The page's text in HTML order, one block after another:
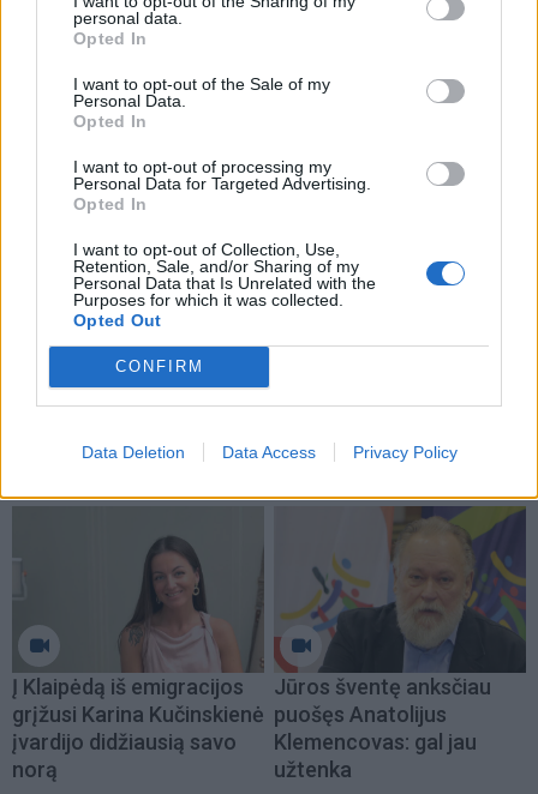
personal data.
Opted In
I want to opt-out of the Sale of my
Personal Data.
Opted In
I want to opt-out of processing my
Personal Data for Targeted Advertising.
Opted In
I want to opt-out of Collection, Use,
Retention, Sale, and/or Sharing of my
Personal Data that Is Unrelated with the
Purposes for which it was collected.
Opted Out
CONFIRM
Data Deletion Data Access Privacy Policy
Ekspertai pataria generalinį valymą atlikti maždaug 1
kartą per mėnesį. Reguliariai prižiūrint švarą, procesas
tampa gerokai paprastesnis ir greitesnis.
Automobilio salono tvarkymas – tai ne tik ideali švara,
bet ir komfortas bei erdvės, kurioje praleidžiame
visada leidžia pasijusti tarsi naujoje pradžioje, net jei
tai tik trumpa kelionė mieste reikalais.
Į Klaipėdą iš emigracijos
grįžusi Karina Kučinskienė
įvardijo didžiausią savo
norą
Jūros šventę anksčiau
puošęs Anatolijus
Klemencovas: gal jau
užtenka